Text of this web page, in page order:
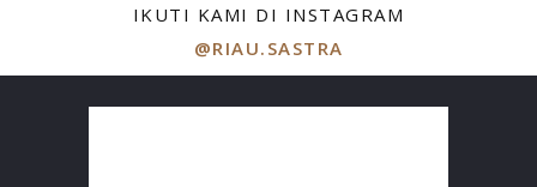
IKUTI KAMI DI INSTAGRAM
@RIAU.SASTRA